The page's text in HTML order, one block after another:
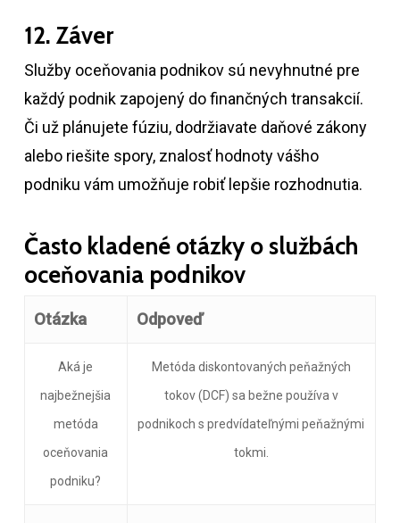
12. Záver
Služby oceňovania podnikov sú nevyhnutné pre
každý podnik zapojený do finančných transakcií.
Či už plánujete fúziu, dodržiavate daňové zákony
alebo riešite spory, znalosť hodnoty vášho
podniku vám umožňuje robiť lepšie rozhodnutia.
Často kladené otázky o službách
oceňovania podnikov
Otázka Odpoveď
Aká je
najbežnejšia
metóda
oceňovania
podniku?
Metóda diskontovaných peňažných
tokov (DCF) sa bežne používa v
podnikoch s predvídateľnými peňažnými
tokmi.